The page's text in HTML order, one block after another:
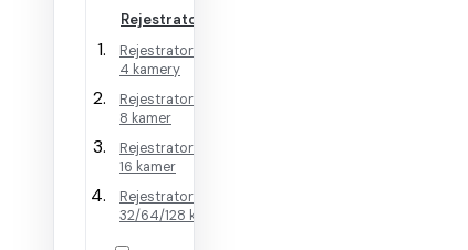
Rejestratory IP
Rejestratory IP na
4 kamery
Rejestratory IP na
8 kamer
Rejestratory IP na
16 kamer
Rejestratory IP na
32/64/128 kamer